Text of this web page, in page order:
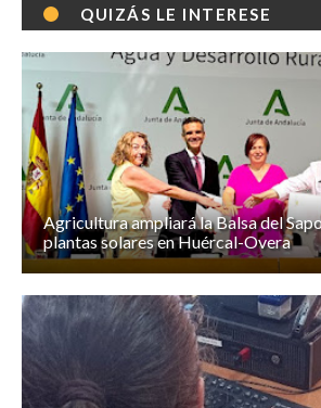
QUIZÁS LE INTERESE
Agricultura ampliará la Balsa del
plantas solares en Huércal-Overa